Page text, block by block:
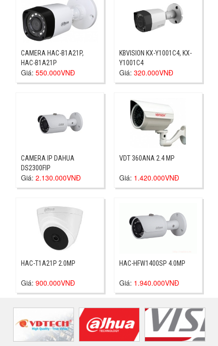
CAMERA HAC-B1A21P,
HAC-B1A21P
Giá:550.000VNĐ
KBVISION KX-Y1001C4, KX-
Y1001C4
Giá: 320.000VNĐ
CAMERA IP DAHUA
DS2300FIP
Giá:2.130.000VNĐ
VDT 360ANA 2.4 MP
Giá: 1.420.000VNĐ
HAC-T1A21P 2.0MP
Giá:900.000VNĐ
HAC-HFW1400SP 4.0MP
Giá: 1.940.000VNĐ